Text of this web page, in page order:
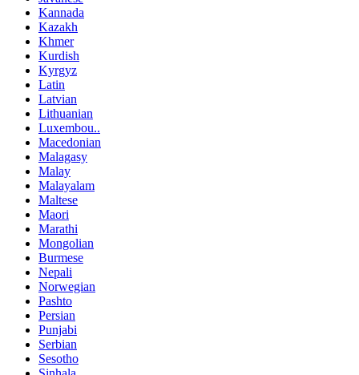
Kannada
Kazakh
Khmer
Kurdish
Kyrgyz
Latin
Latvian
Lithuanian
Luxembou..
Macedonian
Malagasy
Malay
Malayalam
Maltese
Maori
Marathi
Mongolian
Burmese
Nepali
Norwegian
Pashto
Persian
Punjabi
Serbian
Sesotho